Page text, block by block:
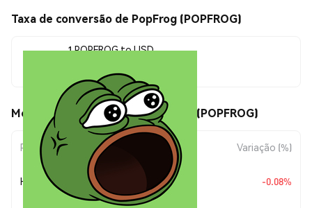
Taxa de conversão de PopFrog (POPFROG)
1 POPFROG to USD
$0.00000311
Movimentos de preço de PopFrog (POPFROG)
Período Variação do Valor Variação (%)
Hoje 2418 -0.08%